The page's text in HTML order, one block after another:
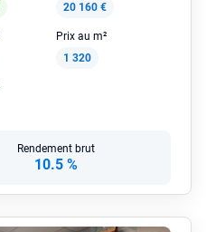
20 160 €
Prix au m²
1 320
Rendement brut
10.5 %